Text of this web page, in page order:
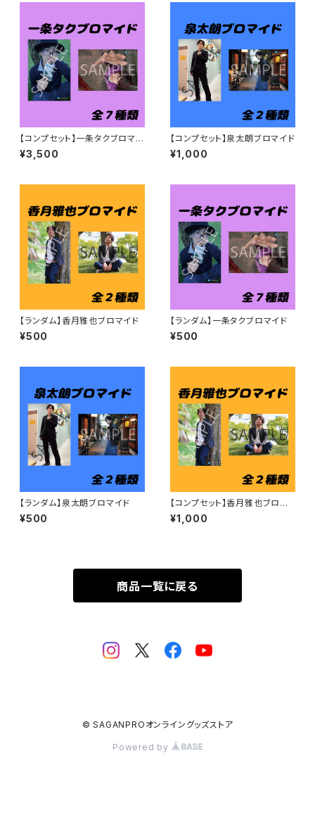
【コンプセット】一条タクブロマイ
ド
¥3,500
【コンプセット】泉太朗ブロマイド
¥1,000
【ランダム】香月雅也ブロマイド
¥500
【ランダム】一条タクブロマイド
¥500
【ランダム】泉太朗ブロマイド
¥500
【コンプセット】香月雅也ブロマ
イド
¥1,000
商品一覧に戻る
© SAGANPROオンライングッズストア
Powered by